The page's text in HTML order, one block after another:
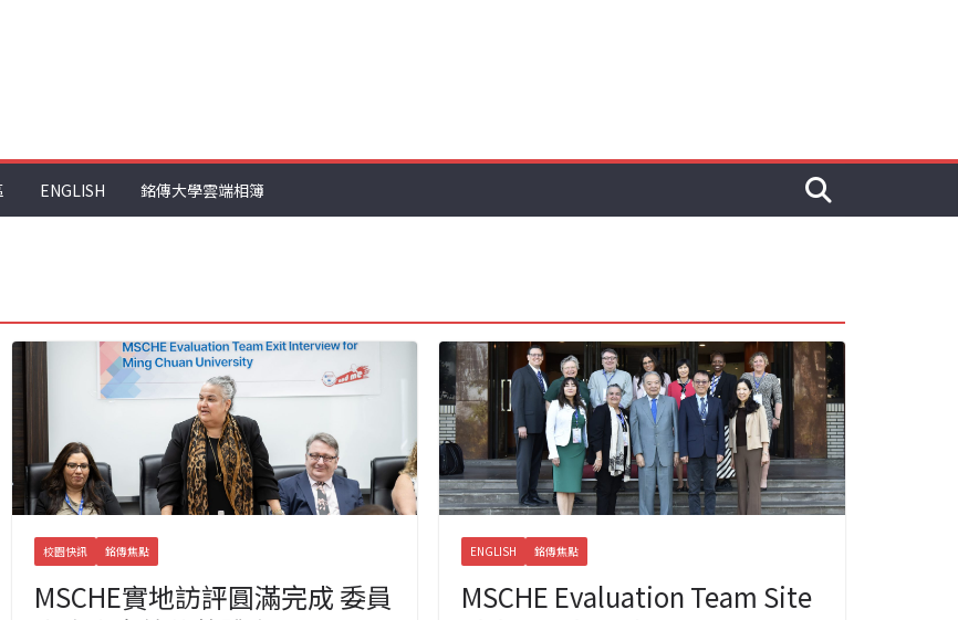
ENGLISH 銘傳大學雲端相簿
校園快訊 銘傳焦點
MSCHE實地訪評圓滿完成 委員
ENGLISH 銘傳焦點
MSCHE Evaluation Team Site